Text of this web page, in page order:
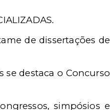
de dissertações de
se destaca o Concurso
simpósios e